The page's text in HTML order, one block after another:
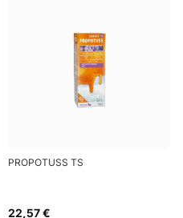
PROPOTUSS TS
22,57 €